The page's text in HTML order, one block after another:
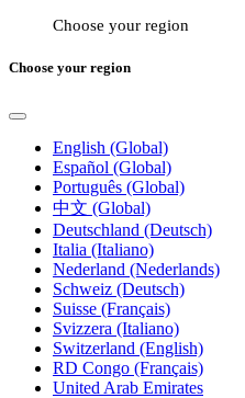
Choose your region
Choose your region
English (Global)
Español (Global)
Português (Global)
中文 (Global)
Deutschland (Deutsch)
Italia (Italiano)
Nederland (Nederlands)
Schweiz (Deutsch)
Suisse (Français)
Svizzera (Italiano)
Switzerland (English)
RD Congo (Français)
United Arab Emirates